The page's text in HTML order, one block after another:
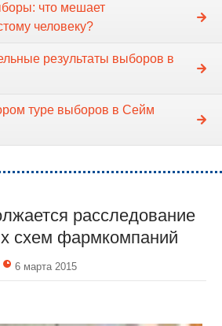
что мешает
человеку?
результаты выборов в
туре выборов в Сейм
расследование
схем фармкомпаний
6 марта 2015